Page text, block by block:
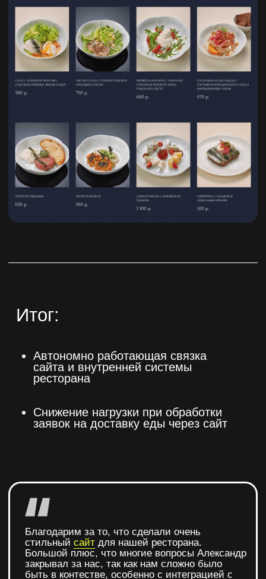
designation.site@gmail.com
+7 996 66 99 444
# Главная
# Стоимость
# Портфолио
# Отзывы
Политика конфиденциальности